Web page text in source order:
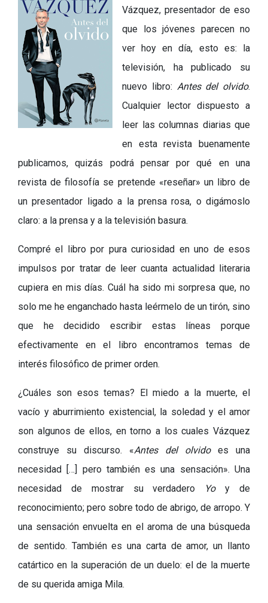
Vázquez, presentador de eso
que los jóvenes parecen no
ver hoy en día, esto es: la
televisión, ha publicado su
nuevo libro: Antes del olvido.
Cualquier lector dispuesto a
leer las columnas diarias que
en esta revista buenamente
publicamos, quizás podrá pensarpor qué en una
revista de filosofía se pretende «reseñar» un libro de
un presentador ligado a la prensa rosa, o digámoslo
claro: a la prensa y a la televisión basura.
Compré el libro por pura curiosidad en uno de esos
impulsos por tratar de leer cuanta actualidad literaria
cupiera en mis días. Cuál ha sido mi sorpresa que, no
solo me he enganchado hasta leérmelo de un tirón, sino
que he decidido escribir estas líneas porque
efectivamente en el libro encontramos temas de
interés filosófico de primer orden.
¿Cuáles son esos temas? El miedo a la muerte, el
vacío y aburrimiento existencial, la soledad y el amor
son algunos de ellos, en torno a los cuales Vázquez
construye su discurso. «Antes del olvidoes una
necesidad […] pero también es una sensación». Una
necesidad de mostrar su verdadero
Yoy de
reconocimiento; pero sobre todo de abrigo, de arropo. Y
una sensación envuelta en el aroma de una búsqueda
de sentido. También es una carta de amor, un llanto
catártico en la superación de un duelo: el de la muerte
de su querida amiga Mila.